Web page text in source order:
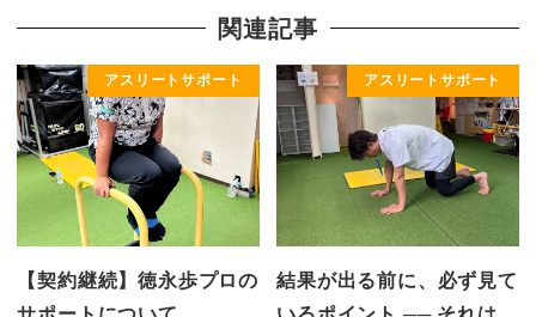
関連記事
アスリートサポート
【契約継続】徳永歩プロの
アスリートサポート
結果が出る前に、必ず見て